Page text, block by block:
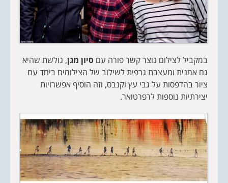
במקביל לצילום נוצר קשר פורה עם סיון מגן, גולשת שהיא
גם אמנית ומעצבת גרפית לשילוב של הצילומים ביחד עם
ציור בהדפסות על גבי עץ וקנבס, וזה הוסיף אפשרויות
יצירתיות נוספות לרפרטואר.